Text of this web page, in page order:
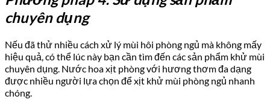
chuyên dụng
Nếu đã thử nhiều cách xử lý mùi hôi phòng ngủ mà không mấy
hiệu quả, có thể lúc này bạn cần tìm đến các sản phẩm khử mùi
chuyên dụng. Nước hoa xịt phòng với hương thơm đa dạng
được nhiều người lựa chọn để xịt khử mùi phòng ngủ nhanh
chóng.